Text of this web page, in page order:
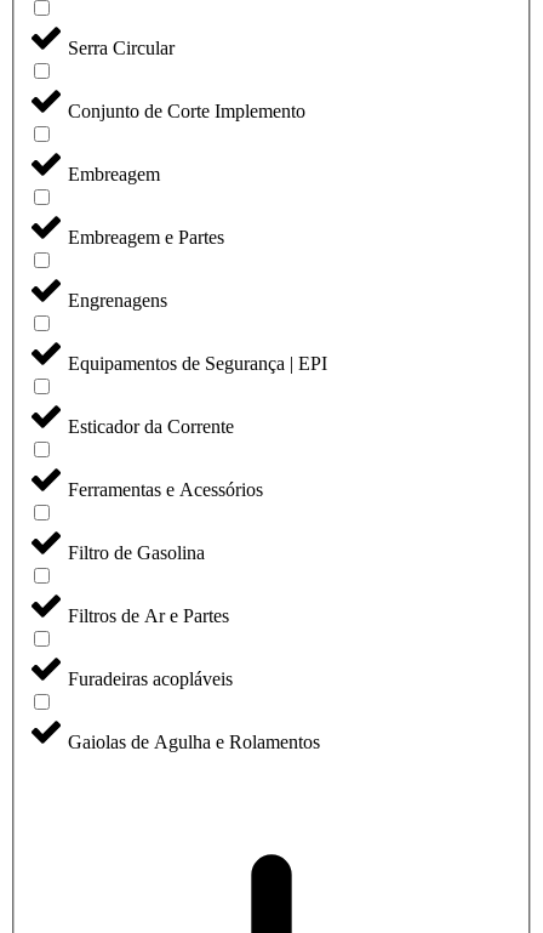
Serra Circular
Conjunto de Corte Implemento
Embreagem
Embreagem e Partes
Engrenagens
Equipamentos de Segurança | EPI
Esticador da Corrente
Ferramentas e Acessórios
Filtro de Gasolina
Filtros de Ar e Partes
Furadeiras acopláveis
Gaiolas de Agulha e Rolamentos